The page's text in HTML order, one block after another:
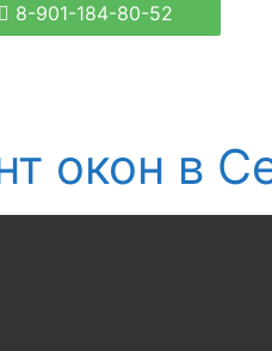
8-901-184-80-52
окон в